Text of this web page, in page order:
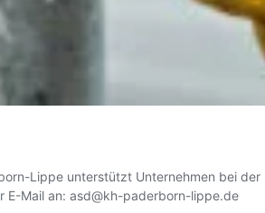
Lippe unterstützt Unternehmen bei
E-Mail an: asd@kh-paderborn-lippe.de